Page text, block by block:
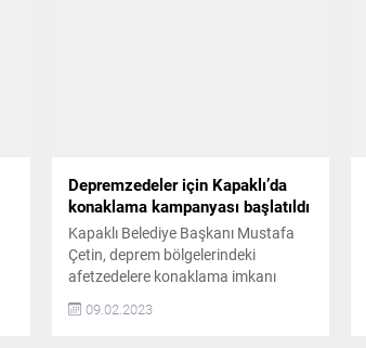
Depremzedeler için Kapaklı’da
konaklama kampanyası başlatıldı
Kapaklı Belediye Başkanı Mustafa
Çetin, deprem bölgelerindeki
afetzedelere konaklama imkanı
sunmak amacıyla yeni bir kampanya
başlatıldığını duyurdu. Başkan Çetin,
09.02.2023